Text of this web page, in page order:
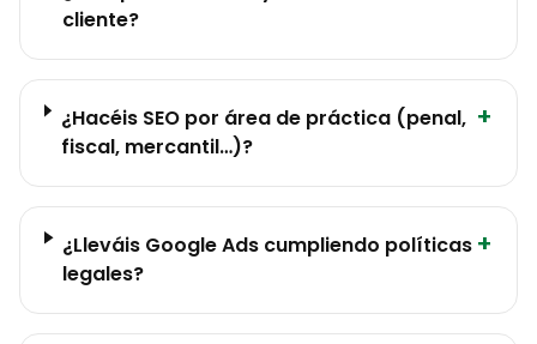
cliente?
¿Hacéis SEO por área de práctica (penal,
fiscal, mercantil…)?
+
¿Lleváis Google Ads cumpliendo políticas
legales?
+